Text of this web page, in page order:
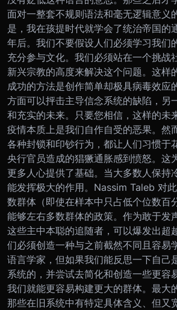
面对一整套不规则语法和毫无逻辑意义
是，我在孩提时代就学会了统治帝国的
年后。 我们不要假设人们必须学习我们
充分参与文化。我们必须站在一个挑战
新兴宗教的高度来解决这个问题。这样
成功的方法是创作简单却极具病毒效应
方面可以抨击主导信念系统的缺陷，另
和充实的未来。只要您相信，这样的未
疫情本质上是我们自作自受的恶果。然
各种封锁和印钞行为，都让人们习惯于
央行官员造成的猖獗通胀感到愤怒。这
更多人心提供了基础。 当大多数人保持
能发挥极大的作用。Nassim Taleb 对
数群体（即使在样本中只占低个位数百
能够左右多数群体的政策。作为敢于发
这些主中本聪的追随者，可以爆发出超
们必须创造一种与之前截然不同且容易
语言学家，但如果我们能反思一下自己
系统的，并尝试去简化和创造一些更容
我们就能更容易构建更大的群体。 最大
那些在旧系统中有特定具体含义、但又